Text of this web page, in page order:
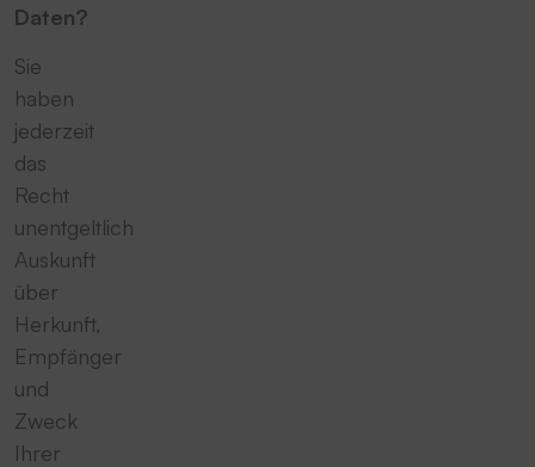
Daten?
Sie
haben
jederzeit
das
Recht
unentgeltlich
Auskunft
über
Herkunft,
Empfänger
und
Zweck
Ihrer